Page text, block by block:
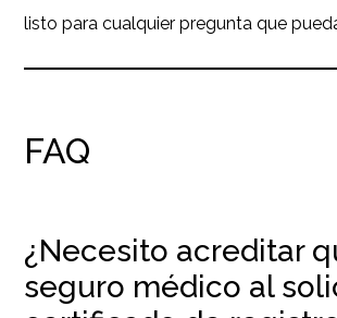
listo para cualquier pregunta que
FAQ
¿Necesito acreditar
seguro médico al